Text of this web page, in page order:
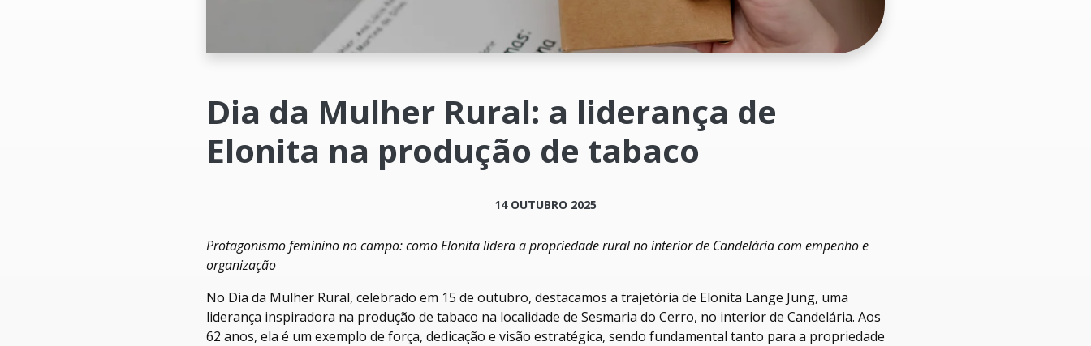
Dia da Mulher Rural: a liderança de
Elonita na produção de tabaco
14 OUTUBRO 2025
Protagonismo feminino no campo: como Elonita lidera a propriedade rural no interior de Candelária com empenho e
organização
No Dia da Mulher Rural, celebrado em 15 de outubro, destacamos a trajetória de Elonita Lange Jung, uma
liderança inspiradora na produção de tabaco na localidade de Sesmaria do Cerro, no interior de Candelária. Aos
62 anos, ela é um exemplo de força, dedicação e visão estratégica, sendo fundamental tanto para a propriedade